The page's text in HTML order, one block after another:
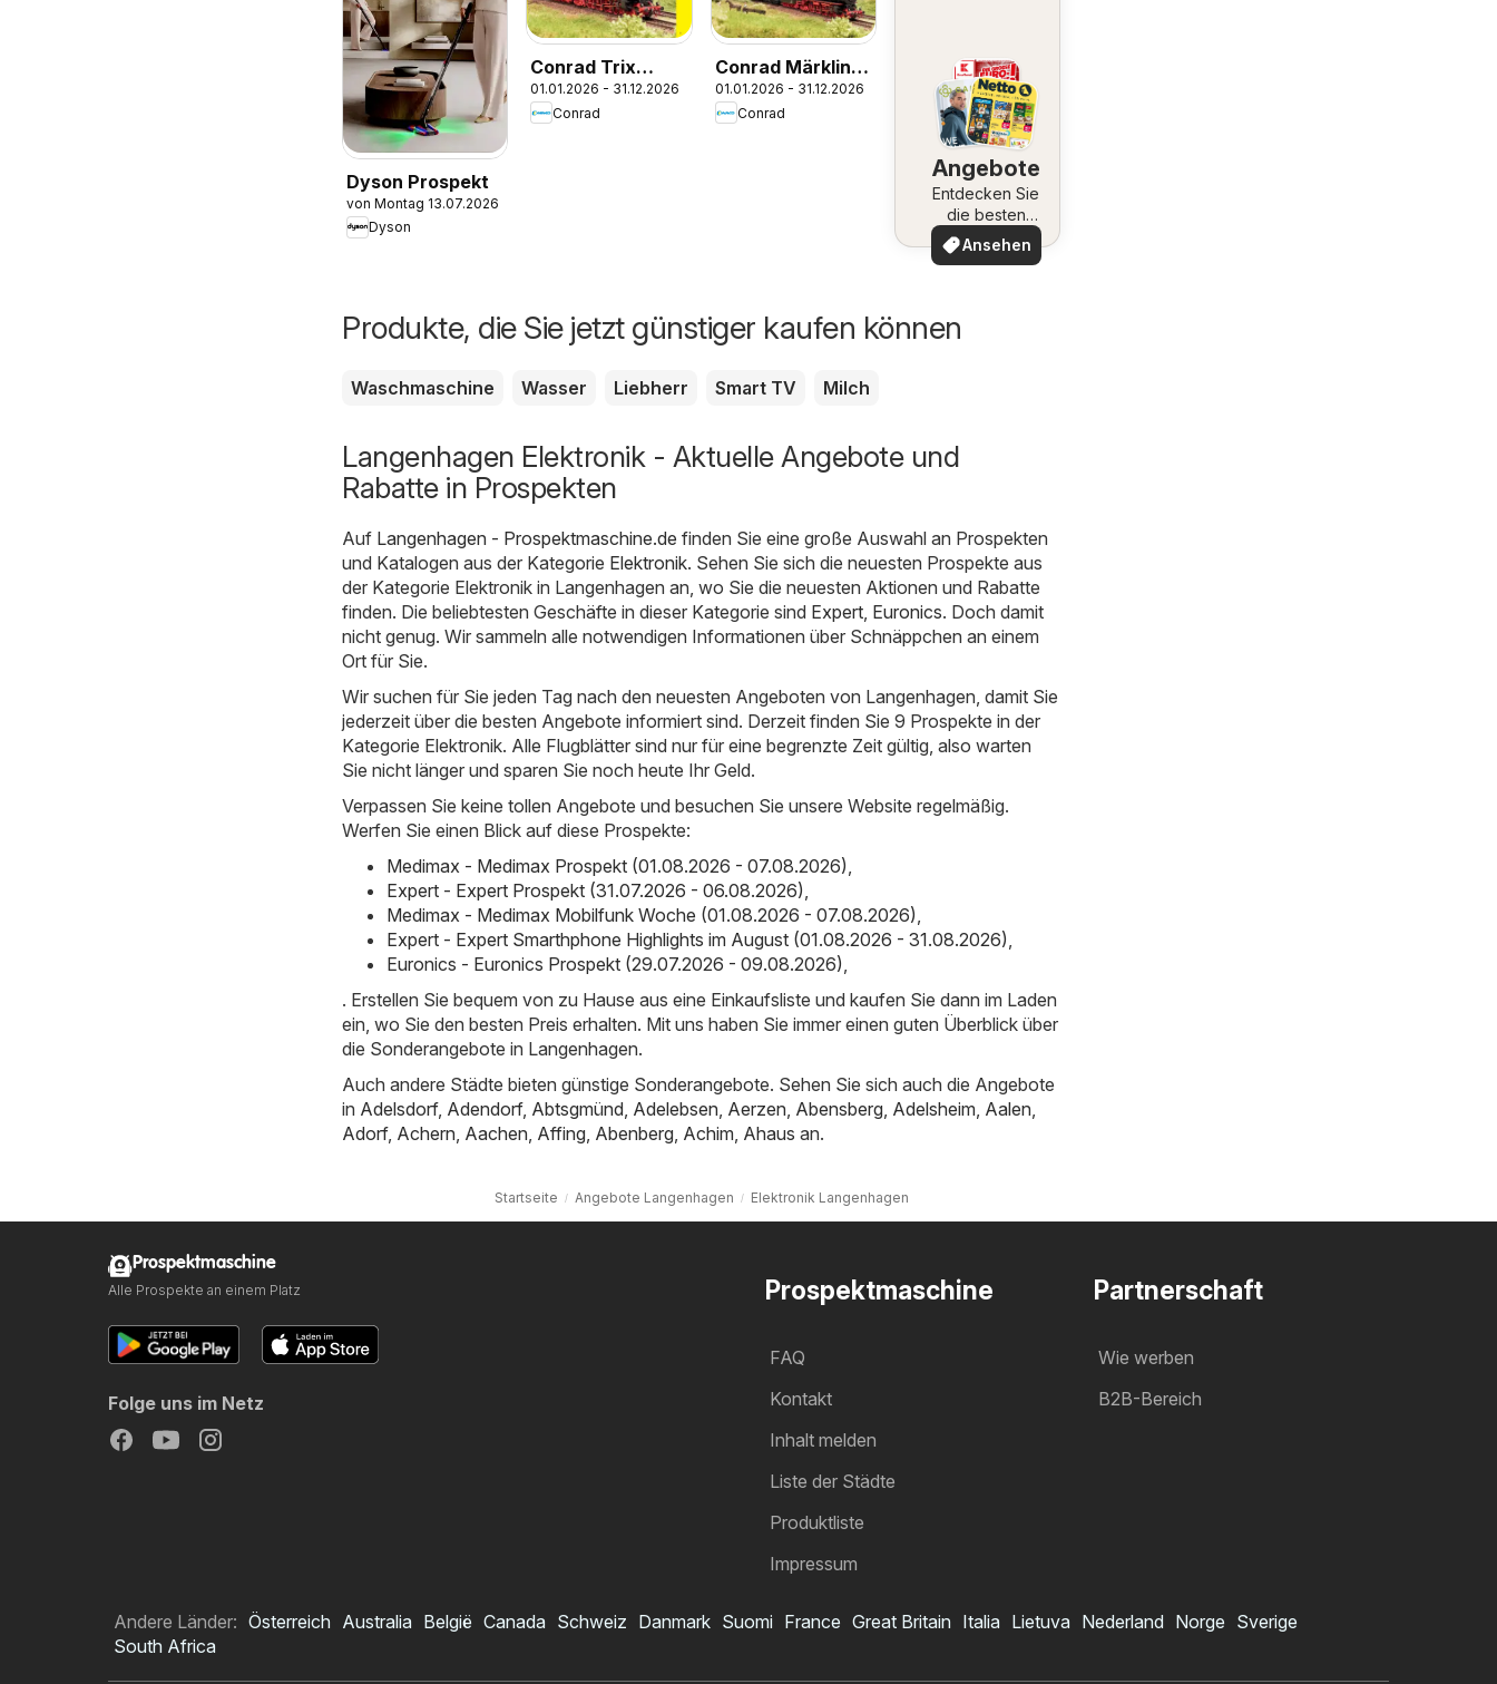
Dyson Prospekt
von Montag 13.07.2026
Dyson
Conrad Trix
Katalog
01.01.2026 - 31.12.2026
Conrad
Conrad Märklin
Katalog
01.01.2026 - 31.12.2026
Conrad
Angebote
Entdecken Sie
die besten
Angebote
Ansehen
Produkte, die Sie jetzt günstiger kaufen können
Waschmaschine Wasser Liebherr Smart TV Milch
Langenhagen Elektronik - Aktuelle Angebote und
Rabatte in Prospekten
Auf Langenhagen - Prospektmaschine.de finden Sie eine große Auswahl an Prospekten
und Katalogen aus der Kategorie Elektronik. Sehen Sie sich die neuesten Prospekte aus
der Kategorie Elektronik in Langenhagen an, wo Sie die neuesten Aktionen und Rabatte
finden. Die beliebtesten Geschäfte in dieser Kategorie sind Expert Euronics. Doch damit
nicht genug. Wir sammeln alle notwendigen Informationen über Schnäppchen an einem
Ort für Sie.
Wir suchen für Sie jeden Tag nach den neuesten Angeboten von Langenhagen, damit Sie
jederzeit über die besten Angebote informiert sind. Derzeit finden Sie 9 Prospekte in der
Kategorie Elektronik. Alle Flugblätter sind nur für eine begrenzte Zeit gültig, also warten
Sie nicht länger und sparen Sie noch heute Ihr Geld.
Verpassen Sie keine tollen Angebote und besuchen Sie unsere Website regelmäßig.
Werfen Sie einen Blick auf diese Prospekte:
Medimax - Medimax Prospekt (01.08.2026 - 07.08.2026)
Expert - Expert Prospekt (31.07.2026 - 06.08.2026)
Medimax - Medimax Mobilfunk Woche (01.08.2026 - 07.08.2026)
Expert - Expert Smarthphone Highlights im August (01.08.2026 - 31.08.2026)
Euronics - Euronics Prospekt (29.07.2026 - 09.08.2026)
. Erstellen Sie bequem von zu Hause aus eine Einkaufsliste und kaufen Sie dann im Laden
ein, wo Sie den besten Preis erhalten. Mit uns haben Sie immer einen guten Überblick über
die Sonderangebote in Langenhagen.
Auch andere Städte bieten günstige Sonderangebote. Sehen Sie sich auch die Angebote
in Adelsdorf, Adendorf, Abtsgmünd Adelebsen Aerzen Abensberg Adelsheim Aalen
Adorf, Achern Aachen Affing Abenberg Achim Ahaus an.
Startseite Angebote Langenhagen Elektronik Langenhagen
Prospektmaschine
FAQ
Kontakt
Inhalt melden
Liste der Städte
Produktliste
Impressum
Partnerschaft
Wie werben
B2B-Bereich
Prospektmaschine
Alle Prospekte an einem Platz
Folge uns im Netz
Andere Länder: Österreich Australia België Canada Schweiz Danmark Suomi France Great Britain Italia Lietuva Nederland Norge Sverige
South Africa